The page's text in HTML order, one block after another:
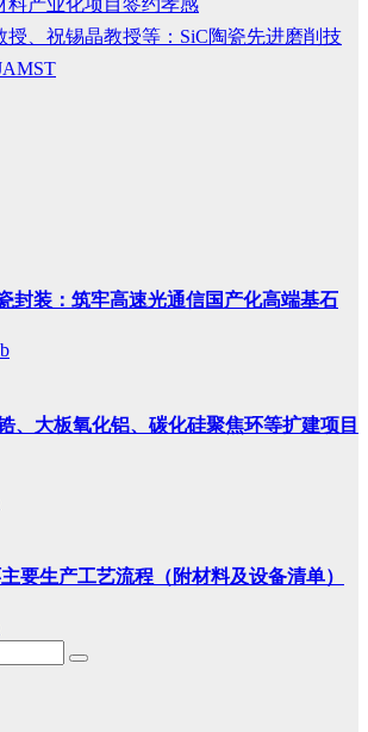
授、祝锡晶教授等：SiC陶瓷先进磨削技
封装：筑牢高速光通信国产化高端基石
、大板氧化铝、碳化硅聚焦环等扩建项目
要生产工艺流程（附材料及设备清单）